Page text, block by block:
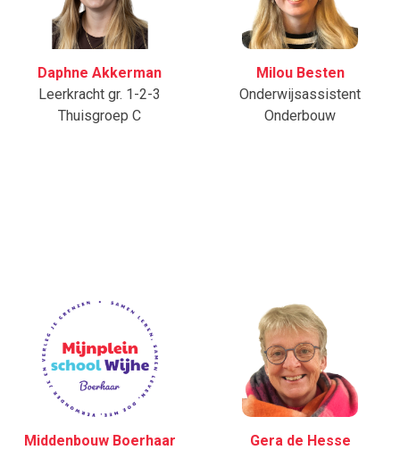
Daphne Akkerman
Leerkracht gr. 1-2-3
Thuisgroep C
Milou Besten
Onderwijsassistent
Onderbouw
Middenbouw Boerhaar
Gera de Hesse